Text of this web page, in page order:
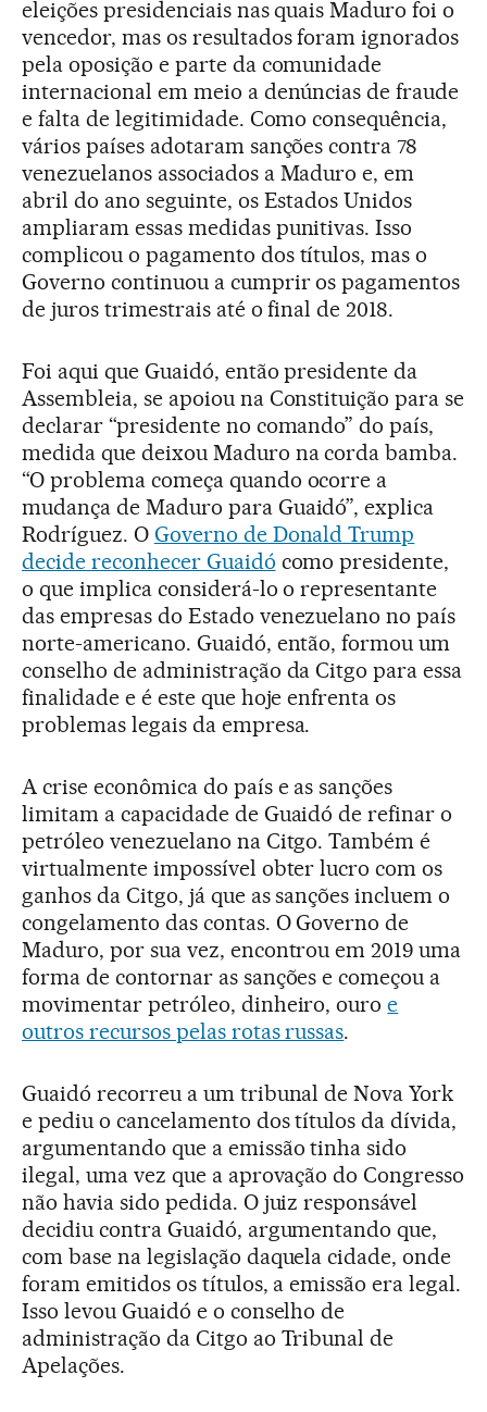
eleições presidenciais nas quais Maduro foi o
vencedor, mas os resultados foram ignorados
pela oposição e parte da comunidade
internacional em meio a denúncias de fraude
e falta de legitimidade. Como consequência,
vários países adotaram sanções contra 78
venezuelanos associados a Maduro e, em
abril do ano seguinte, os Estados Unidos
ampliaram essas medidas punitivas. Isso
complicou o pagamento dos títulos, mas o
Governo continuou a cumprir os pagamentos
de juros trimestrais até o final de 2018.
Foi aqui que Guaidó, então presidente da
Assembleia, se apoiou na Constituição para se
declarar “presidente no comando” do país,
medida que deixou Maduro na corda bamba.
“O problema começa quando ocorre a
mudança de Maduro para Guaidó”, explica
Rodríguez. O Governo de Donald Trump
decide reconhecer Guaidó como presidente,
o que implica considerá-lo o representante
das empresas do Estado venezuelano no país
norte-americano. Guaidó, então, formou um
conselho de administração da Citgo para essa
finalidade e é este que hoje enfrenta os
problemas legais da empresa.
A crise econômica do país e as sanções
limitam a capacidade de Guaidó de refinar o
petróleo venezuelano na Citgo. Também é
virtualmente impossível obter lucro com os
ganhos da Citgo, já que as sanções incluem o
congelamento das contas. O Governo de
Maduro, por sua vez, encontrou em 2019 uma
forma de contornar as sanções e começou a
movimentar petróleo, dinheiro, ouroe
outros recursos pelas rotas russas.
Guaidó recorreu a um tribunal de Nova York
e pediu o cancelamento dos títulos da dívida,
argumentando que a emissão tinha sido
ilegal, uma vez que a aprovação do Congresso
não havia sido pedida. O juiz responsável
decidiu contra Guaidó, argumentando que,
com base na legislação daquela cidade, onde
foram emitidos os títulos, a emissão era legal.
Isso levou Guaidó e o conselho de
administração da Citgo ao Tribunal de
Apelações.